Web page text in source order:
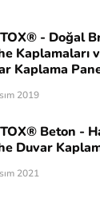
- Doğal
Kaplamaları
Kaplama
2019
Beton -
Duvar
2021